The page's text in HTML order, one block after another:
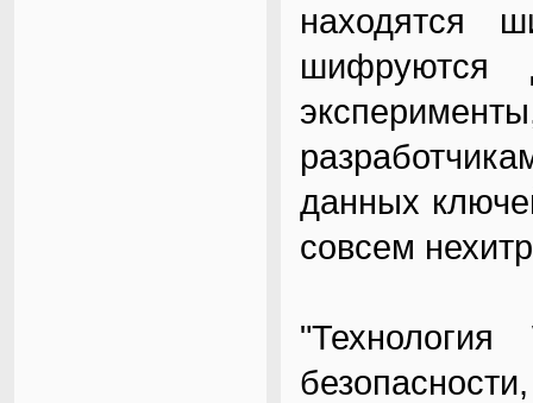
находятся
шифруются
данных
совсем